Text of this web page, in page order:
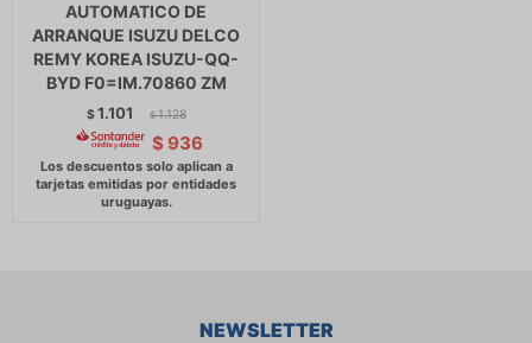
AUTOMATICO DE
ARRANQUE ISUZU DELCO
REMY KOREA ISUZU-QQ-
BYD F0=IM.70860 ZM
$1.101 $ 1.128
$ 936
NEWSLETTER